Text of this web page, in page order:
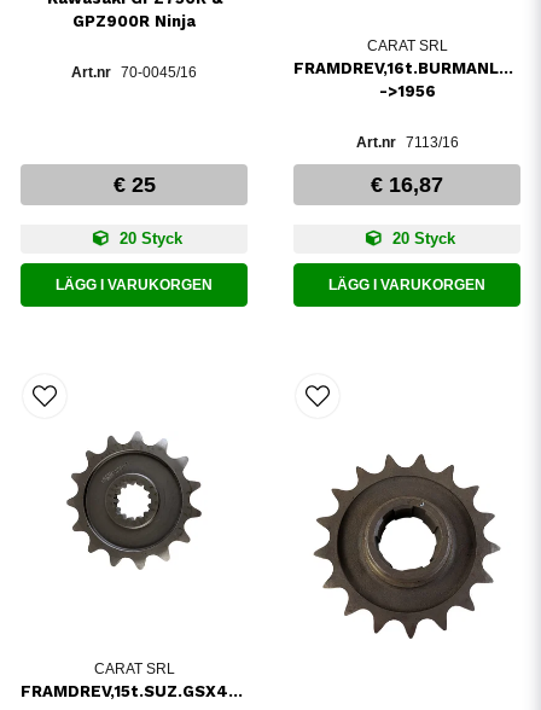
GPZ900R Ninja
70-0045/16
€ 25
20 Styck
LÄGG I VARUKORGEN
CARAT SRL
FRAMDREV,16t.BURMANLÅDA
->1956
7113/16
€ 16,87
20 Styck
LÄGG I VARUKORGEN
CARAT SRL
FRAMDREV,15t.SUZ.GSX400F,GR650